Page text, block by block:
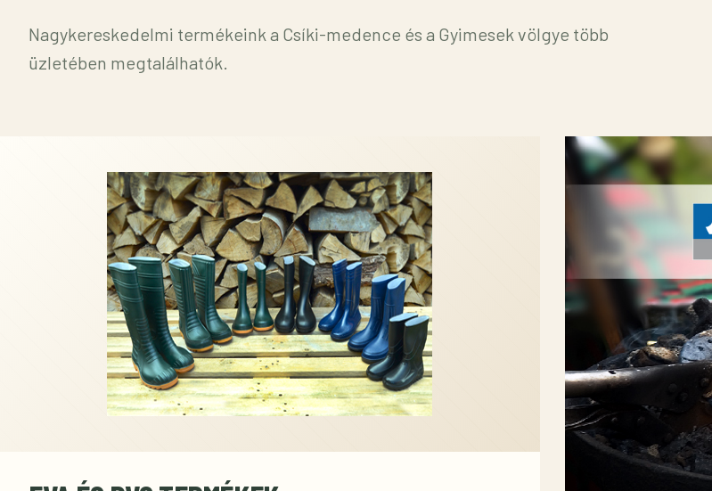
Nagykereskedelmi termékeink a Csíki-medence és a Gyimesek völgye több
üzletében megtalálhatók.